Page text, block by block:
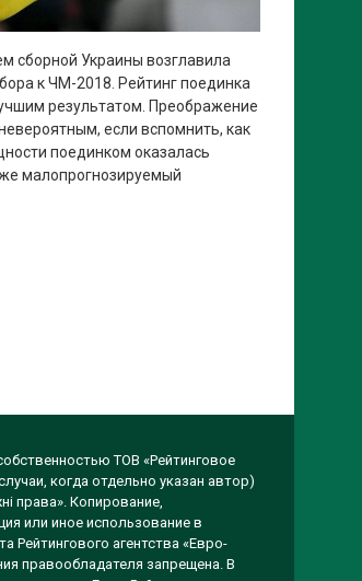
сборной Украины возглавила
к ЧМ-2018. Рейтинг поединка
результатом. Преображение
если вспомнить, как
поединком оказалась
малопрогнозируемый
ТОВ «Рейтинговое
когда отдельно указан автор)
права». Копирование,
или иное использование в
Рейтингового агентства «Евро-
правообладателя запрещена. В